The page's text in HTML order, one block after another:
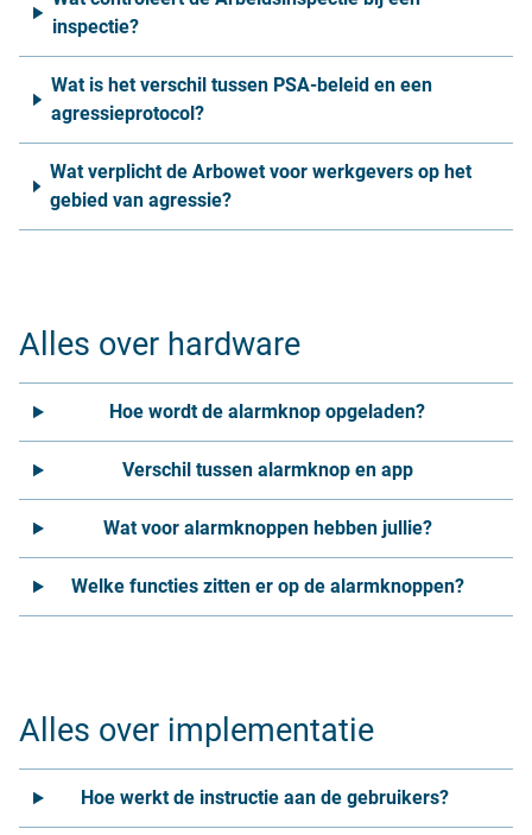
inspectie?
Wat is het verschil tussen PSA-beleid en een
agressieprotocol?
Wat verplicht de Arbowet voor werkgevers op het
gebied van agressie?
Alles over hardware
Hoe wordt de alarmknop opgeladen?
Verschil tussen alarmknop en app
Wat voor alarmknoppen hebben jullie?
Welke functies zitten er op de alarmknoppen?
Alles over implementatie
Hoe werkt de instructie aan de gebruikers?